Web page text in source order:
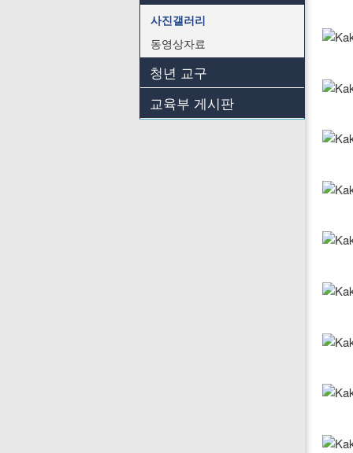
사진갤러리
동영상자료
청년 교구
교육부 게시판